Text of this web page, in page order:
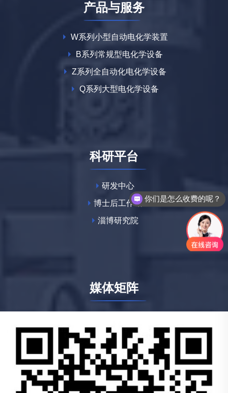
产品与服务
W系列小型自动电化学装置
B系列常规型电化学设备
Z系列全自动化电化学设备
Q系列大型电化学设备
科研平台
研发中心
博士后工作站
淄博研究院
媒体矩阵
你们是怎么收费的呢？